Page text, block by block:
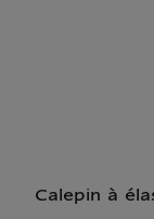
Calepin à